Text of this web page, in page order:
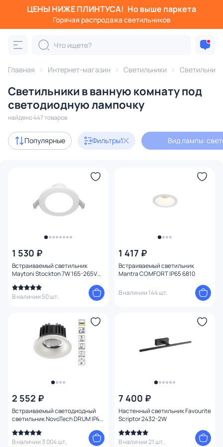
ЦЕНЫ НИЖЕ ПЛИНТУСА! Но выше паркета
Горячая распродажа светильников
Главная Интернет-магазин Светильники
Светильники в ванную комнату под
светодиодную лампочку
найдено 447 товаров
Популярные Фильтры1 Вид лампы:
1 530 ₽
Встраиваемый светильник
Maytoni Stockton 7W 165-265V
L7W
В наличии 50 шт.
1 417 ₽
Встраиваемый светильник
Mantra COMFORT IP65 6810
В наличии 144 шт.
2 552 ₽
Встраиваемый светодиодный
светильник NovoTech DRUM IP44
В наличии 3 004 шт.
7 400 ₽
Настенный светильник Favourite
Scriptor 2432-2W
В наличии 21 шт.
Фильтры
Категория: Светильники в ванную комнату
поворотные светодиодные премиум-класс
Акции 36
с 3D-моделями
В наличии 334
От До
Тип монтажа
Страна
Материал арматуры